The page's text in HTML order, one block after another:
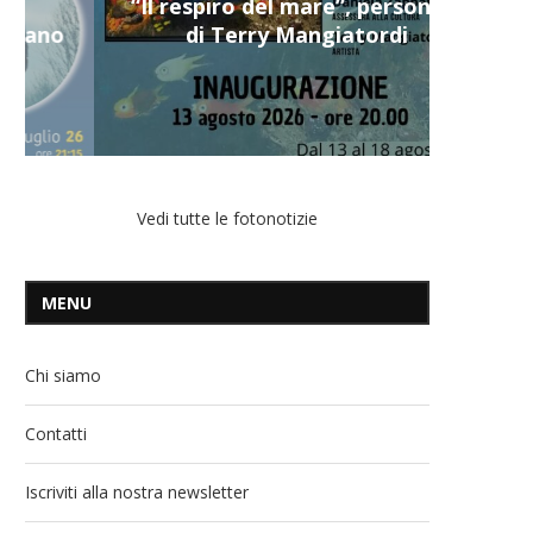
“Il respiro del mare”, personale
di Terry Mangiatordi
Vedi tutte le fotonotizie
MENU
Chi siamo
Contatti
Iscriviti alla nostra newsletter